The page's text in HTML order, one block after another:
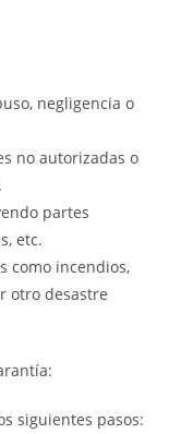
negligencia o
no autorizadas o
partes
etc.
como incendios,
otro desastre
siguientes pasos: